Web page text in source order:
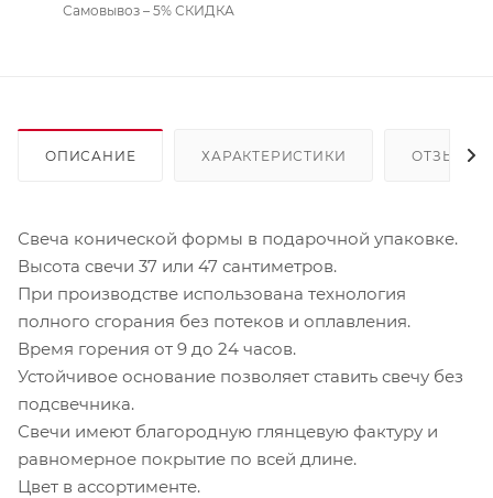
Самовывоз – 5% СКИДКА
ОПИСАНИЕ ХАРАКТЕРИСТИКИ ОТЗЫВЫ
Свеча конической формы в подарочной упаковке.
Высота свечи 37 или 47 сантиметров.
При производстве использована технология
полного сгорания без потеков и оплавления.
Время горения от 9 до 24 часов.
Устойчивое основание позволяет ставить свечу без
подсвечника.
Свечи имеют благородную глянцевую фактуру и
равномерное покрытие по всей длине.
Цвет в ассортименте.